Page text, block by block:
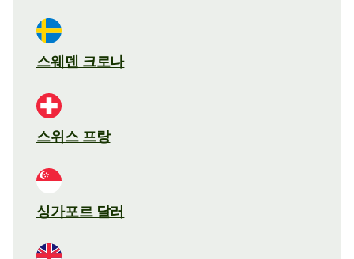
스웨덴 크로나
스위스 프랑
싱가포르 달러